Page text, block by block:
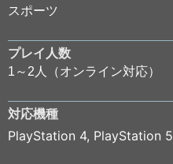
スポーツ
プレイ人数
1～2人（オンライン対応）
対応機種
PlayStation 4, PlayStation 5